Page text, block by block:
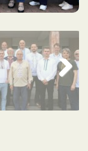
Next